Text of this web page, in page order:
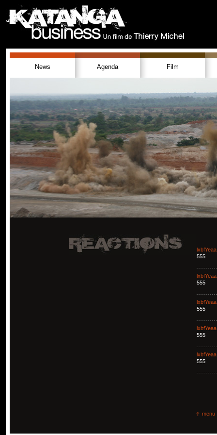
News Agenda Film
lxbfYeaa
555
lxbfYeaa
555
lxbfYeaa
555
lxbfYeaa
555
lxbfYeaa
555
menu